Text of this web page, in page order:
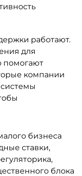
работают.
для
помогают
компании
бизнеса
ставки,
блока